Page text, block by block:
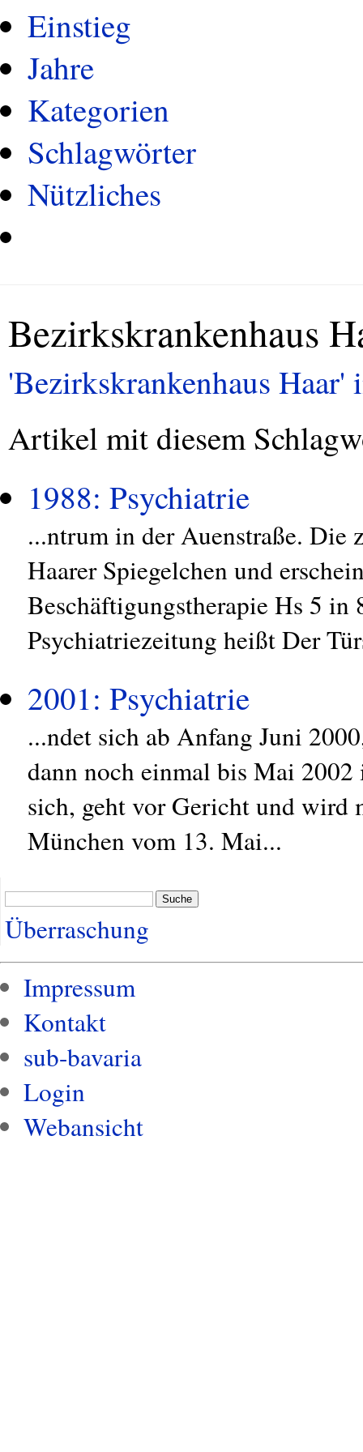
Einstieg
Jahre
Kategorien
Schlagwörter
Nützliches
Bezirkskrankenhaus
'Bezirkskrankenhaus Haar'
Artikel mit diesem
1988: Psychiatrie
...ntrum in der Auenstraße. Die
Haarer Spiegelchen und
Beschäftigungstherapie Hs 5
Psychiatriezeitung heißt Der
2001: Psychiatrie
...ndet sich ab Anfang Juni
dann noch einmal bis Mai
sich, geht vor Gericht und wird
München vom 13. Mai...
Suche
Überraschung
Impressum
Kontakt
sub-bavaria
Login
Webansicht